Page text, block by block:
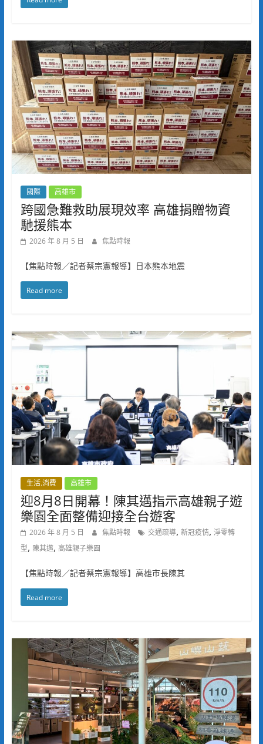
國際 高雄市
跨國急難救助展現效率 高雄捐贈物資
馳援熊本
2026 年 8 月 5 日 焦點時報
【焦點時報／記者蔡宗憲報導】日本熊本地震
Read more
生活.消費 高雄市
迎8月8日開幕！陳其邁指示高雄親子遊
樂園全面整備迎接全台遊客
2026 年 8 月 5 日 焦點時報 交通疏導, 新冠疫情, 淨零轉
型, 陳其邁, 高雄親子樂園
【焦點時報／記者蔡宗憲報導】高雄市長陳其
Read more